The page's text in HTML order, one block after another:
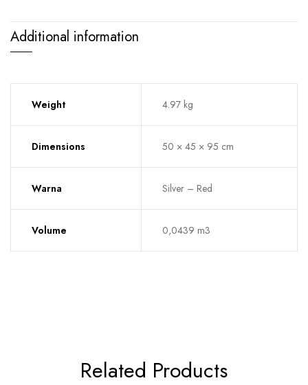
Additional information
Weight 4.97 kg
Dimensions 50 × 45 × 95 cm
Warna Silver – Red
Volume 0,0439 m3
Related Products